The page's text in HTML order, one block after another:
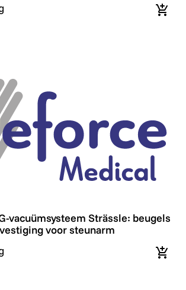
In
vacuümsysteem Strässle: beugels
vacuümsysteem Strässle: beugels
voor steunarm
In